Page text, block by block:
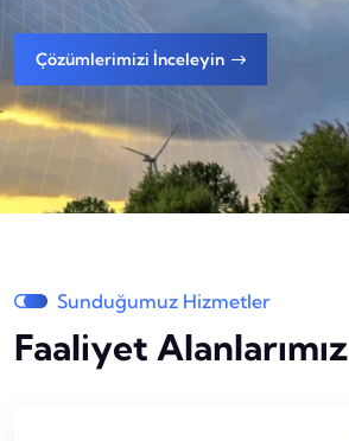
Sunduğumuz Hizmetler
Faaliyet Alanlarımız